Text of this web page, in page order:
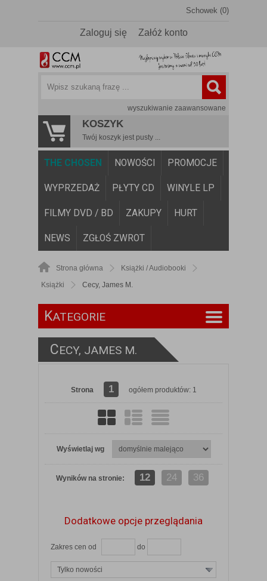
Schowek (0)
Zaloguj się Załóż konto
wyszukiwanie zaawansowane
KOSZYK
Twój koszyk jest pusty ...
THE CHOSEN NOWOŚCI PROMOCJE
WYPRZEDAŻ PŁYTY CD WINYLE LP
FILMY DVD / BD ZAKUPY HURT
NEWS ZGŁOŚ ZWROT
Strona główna
Książki / Audiobooki
Książki
Cecy, James M.
KATEGORIE
CECY, JAMES M.
Strona 1 ogółem produktów: 1
Wyświetlaj wg
Wyników na stronie: 12 24 36
Dodatkowe opcje przeglądania
Zakres cen od do
Tylko nowości